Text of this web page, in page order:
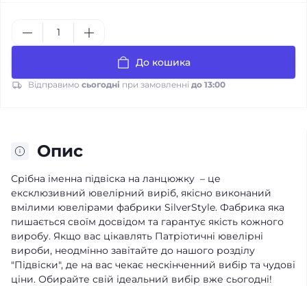
До кошика
Відправимо сьогодні при замовленні до 13:00
Опис
Срібна іменна підвіска на ланцюжку – це
ексклюзивний ювелірний виріб, якісно виконаний
вмілими ювелірами фабрики SilverStyle. Фабрика яка
пишається своїм досвідом та гарантує якість кожного
виробу. Якщо вас цікавлять Патріотичні ювелірні
вироби, неодмінно завітайте до нашого розділу
"Підвіски", де на вас чекає нескінченний вибір та чудові
ціни. Обирайте свій ідеальний вибір вже сьогодні!